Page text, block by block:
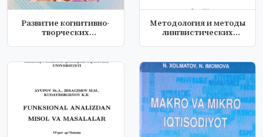
Развитие когнитивно-
творческих
Методология и методы
лингвистических